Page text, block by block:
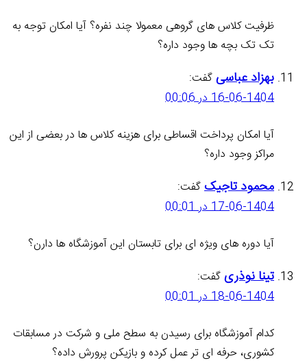
ظرفیت کلاس های گروهی معمولا چند نفره؟ آیا امکان توجه به
تک تک بچه ها وجود داره؟
بهزاد عباسیگفت:
16-06-1404 در 00:06
آیا امکان پرداخت اقساطی برای هزینه کلاس ها در بعضی از این
مراکز وجود داره؟
محمود تاجیکگفت:
17-06-1404 در 00:01
آیا دوره های ویژه ای برای تابستان این آموزشگاه ها دارن؟
تینا نوذریگفت:
18-06-1404 در 00:01
کدام آموزشگاه برای رسیدن به سطح ملی و شرکت در مسابقات
کشوری، حرفه ای تر عمل کرده و بازیکن پرورش داده؟